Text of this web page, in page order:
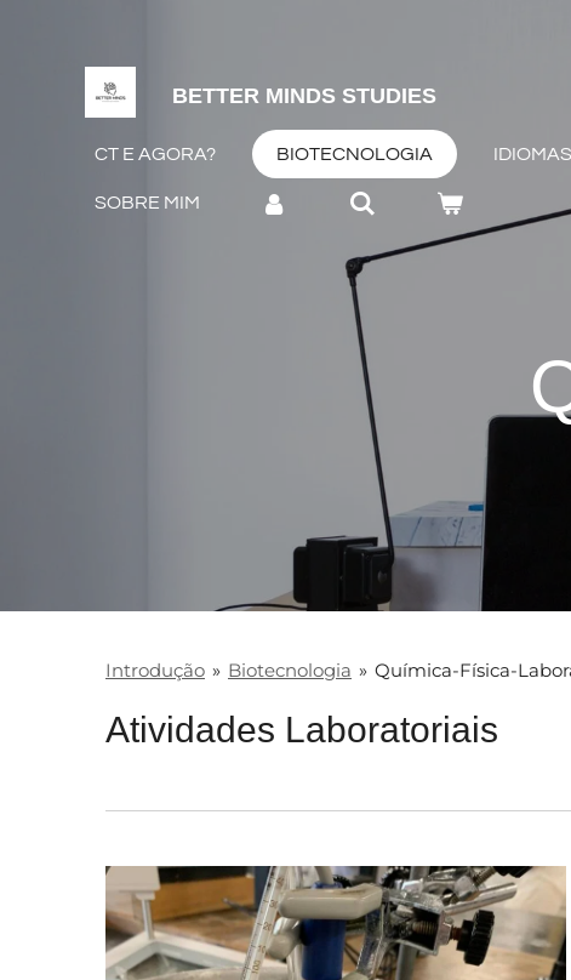
BETTER MINDS STUDIES
CT E AGORA? BIOTECNOLOGIA IDIOMAS
SOBRE MIM
Introdução » Biotecnologia » Química-Física-
Atividades Laboratoriais